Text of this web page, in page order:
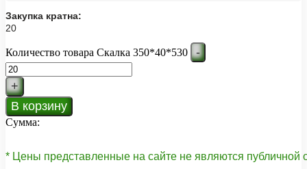
Закупка кратна:
20
Количество товара Скалка 350*40*530 -
+
В корзину
Сумма:
* Цены представленные на сайте не являются публичной